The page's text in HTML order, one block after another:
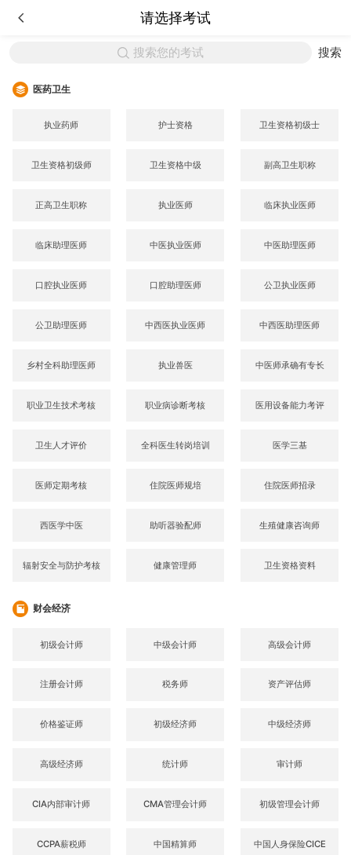
请选择考试
搜索您的考试 搜索
医药卫生
执业药师 护士资格 卫生资格初级士
卫生资格初级师 卫生资格中级 副高卫生职称
正高卫生职称 执业医师 临床执业医师
临床助理医师 中医执业医师 中医助理医师
口腔执业医师 口腔助理医师 公卫执业医师
公卫助理医师 中西医执业医师 中西医助理医师
乡村全科助理医师 执业兽医 中医师承确有专长
职业卫生技术考核 职业病诊断考核 医用设备能力考评
卫生人才评价 全科医生转岗培训 医学三基
医师定期考核 住院医师规培 住院医师招录
西医学中医 助听器验配师 生殖健康咨询师
辐射安全与防护考核 健康管理师 卫生资格资料
财会经济
初级会计师 中级会计师 高级会计师
注册会计师 税务师 资产评估师
价格鉴证师 初级经济师 中级经济师
高级经济师 统计师 审计师
CIA内部审计师 CMA管理会计师 初级管理会计师
CCPA薪税师 中国精算师 中国人身保险CICE